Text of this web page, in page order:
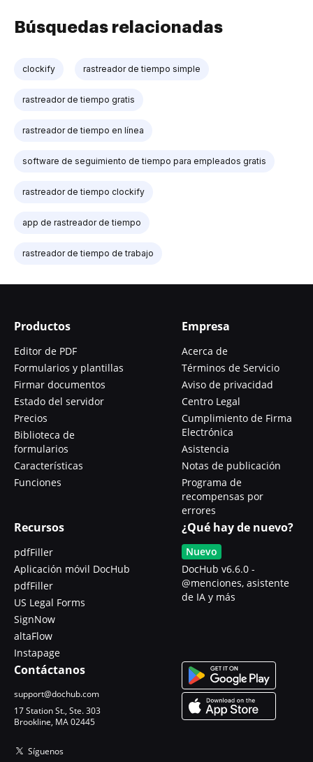
Búsquedas relacionadas
clockify rastreador de tiempo simple
rastreador de tiempo gratis
rastreador de tiempo en línea
software de seguimiento de tiempo para empleados gratis
rastreador de tiempo clockify
app de rastreador de tiempo
rastreador de tiempo de trabajo
Productos
Editor de PDF
Formularios y plantillas
Firmar documentos
Estado del servidor
Precios
Biblioteca de
formularios
Características
Funciones
Empresa
Acerca de
Términos de Servicio
Aviso de privacidad
Centro Legal
Cumplimiento de Firma
Electrónica
Asistencia
Notas de publicación
Programa de
recompensas por
errores
Recursos
pdfFiller
Aplicación móvil DocHub
pdfFiller
US Legal Forms
SignNow
altaFlow
Instapage
¿Qué hay de nuevo?
Nuevo
DocHub v6.6.0 -
@menciones, asistente
de IA y más
Contáctanos
support@dochub.com
17 Station St., Ste. 303
Brookline, MA 02445
Síguenos